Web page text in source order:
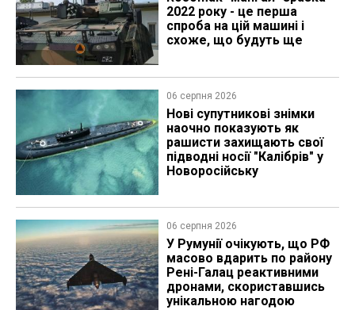
2022 року - це перша
спроба на цій машині і
схоже, що будуть ще
06 серпня 2026
Нові супутникові знімки
наочно показують як
рашисти захищають свої
підводні носії "Калібрів" у
Новоросійську
06 серпня 2026
У Румунії очікують, що РФ
масово вдарить по району
Рені-Галац реактивними
дронами, скориставшись
унікальною нагодою